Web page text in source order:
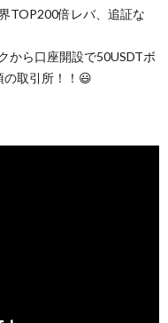
TOP200倍レバ、追証な
から口座開設で50USDTボ
の取引所！！😃